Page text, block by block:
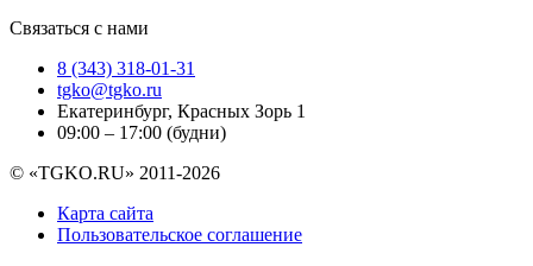
Связаться с нами
8 (343) 318-01-31
tgko@tgko.ru
Екатеринбург, Красных Зорь 1
09:00 – 17:00 (будни)
© «TGKO.RU» 2011-2026
Карта сайта
Пользовательское соглашение